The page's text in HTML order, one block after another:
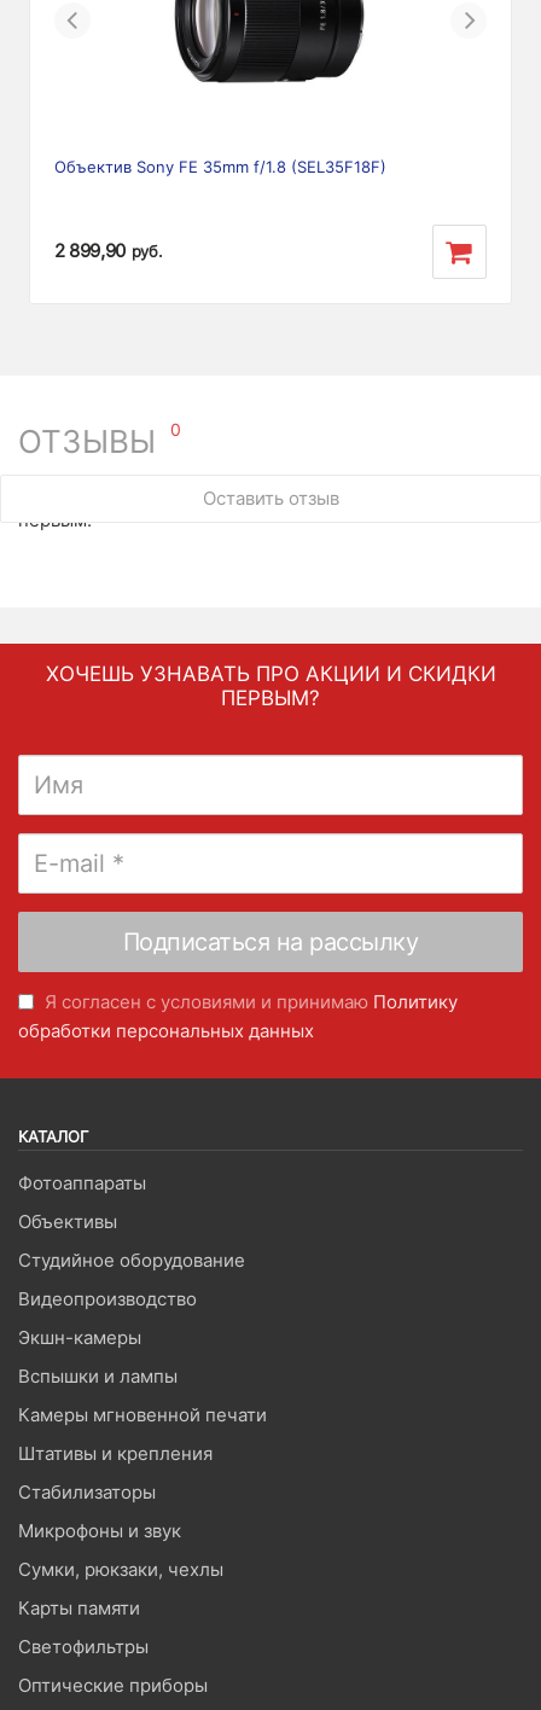
Previous Next
Объектив Sony FE 35mm f/1.8 (SEL35F18F)
2 899,90 руб.
ОТЗЫВЫ 0
Оставить отзыв
У этого товара нет ни одного отзыва. Вы можете стать
первым.
ХОЧЕШЬ УЗНАВАТЬ ПРО АКЦИИ И СКИДКИ
ПЕРВЫМ?
Я согласен с условиями и принимаю Политику
обработки персональных данных
КАТАЛОГ
Фотоаппараты
Объективы
Студийное оборудование
Видеопроизводство
Экшн-камеры
Вспышки и лампы
Камеры мгновенной печати
Штативы и крепления
Стабилизаторы
Микрофоны и звук
Сумки, рюкзаки, чехлы
Карты памяти
Светофильтры
Оптические приборы